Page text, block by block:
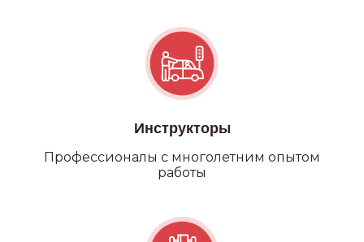
Инструкторы
Профессионалы с многолетним опытом
работы